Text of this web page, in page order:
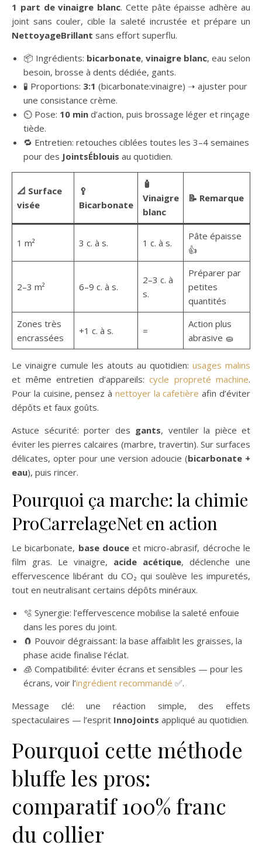
1 part de vinaigre blanc. Cette pâte épaisse adhère au
joint sans couler, cible la saleté incrustée et prépare un
NettoyageBrillant sans effort superflu.
📦 Ingrédients: bicarbonate, vinaigre blanc, eau selon
besoin, brosse à dents dédiée, gants.
🧪 Proportions: 3:1 (bicarbonate:vinaigre) ➝ ajuster pour
une consistance crème.
⏲️ Pose: 10 min d’action, puis brossage léger et rinçage
tiède.
🔁 Entretien: retouches ciblées toutes les 3–4 semaines
pour des JointsÉblouis au quotidien.
📐 Surface
visée
🥄
Bicarbonate
🧴
Vinaigre
blanc
📝 Remarque
1 m² 3 c. à s. 1 c. à s.
Pâte épaisse
👍
2–3 m² 6–9 c. à s.
2–3 c. à
s.
Préparer par
petites
quantités
Zones très
encrassées
+1 c. à s. =
Action plus
abrasive 🧽
Le vinaigre cumule les atouts au quotidien: usages malins
et même entretien d’appareils: cycle propreté machine.
Pour la cuisine, pensez à nettoyer la cafetière afin d’éviter
dépôts et faux goûts.
Astuce sécurité: porter des gants, ventiler la pièce et
éviter les pierres calcaires (marbre, travertin). Sur surfaces
délicates, opter pour une version adoucie (bicarbonate +
eau), puis rincer.
Pourquoi ça marche: la chimie
ProCarrelageNet en action
Le bicarbonate, base douceet micro-abrasif, décroche le
film gras. Le vinaigre, acide acétique, déclenche une
effervescence libérant du CO₂ qui soulève les impuretés,
tout en neutralisant certains dépôts minéraux.
🫧 Synergie: l’effervescence mobilise la saleté enfouie
dans les pores du joint.
🧲 Pouvoir dégraissant: la base affaiblit les graisses, la
phase acide finalise l’éclat.
🧊 Compatibilité: éviter écrans et sensibles — pour les
écrans, voir l’ingrédient recommandé ✅.
Message clé: une réaction simple, des effets
spectaculaires — l’esprit InnoJoints appliqué au quotidien.
Pourquoi cette méthode
bluffe les pros:
comparatif 100% franc
du collier